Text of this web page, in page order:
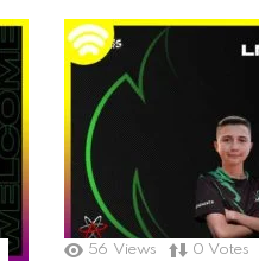
56 Views 0 Votes